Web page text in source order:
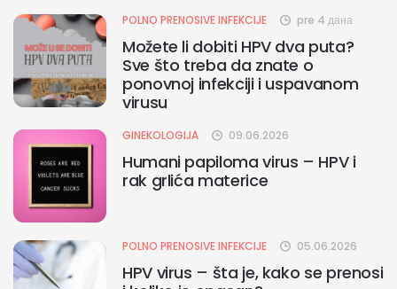
POLNO PRENOSIVE INFEKCIJE pre 4 дана
Možete li dobiti HPV dva puta?
Sve što treba da znate o
ponovnoj infekciji i uspavanom
virusu
GINEKOLOGIJA 09.06.2026
Humani papiloma virus – HPV i
rak grlića materice
POLNO PRENOSIVE INFEKCIJE 05.06.2026
HPV virus – šta je, kako se prenosi